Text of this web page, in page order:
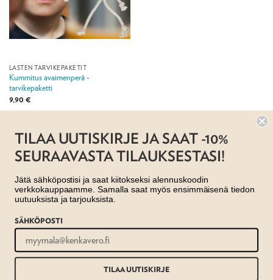
LASTEN TARVIKEPAKETIT
Kummitus avaimenperä -
tarvikepaketti
9,90 €
AJANKOHTAISTA
REKISTERISELOSTE
TILAUS- JA TOIMITUSEHDOT
Copyright 2026 ©Taito shop
TILAA UUTISKIRJE JA SAAT -10%
SEURAAVASTA TILAUKSESTASI!
Jätä sähköpostisi ja saat kiitokseksi alennuskoodin
verkkokauppaamme. Samalla saat myös ensimmäisenä tiedon
uutuuksista ja tarjouksista.
SÄHKÖPOSTI
TILAA UUTISKIRJE